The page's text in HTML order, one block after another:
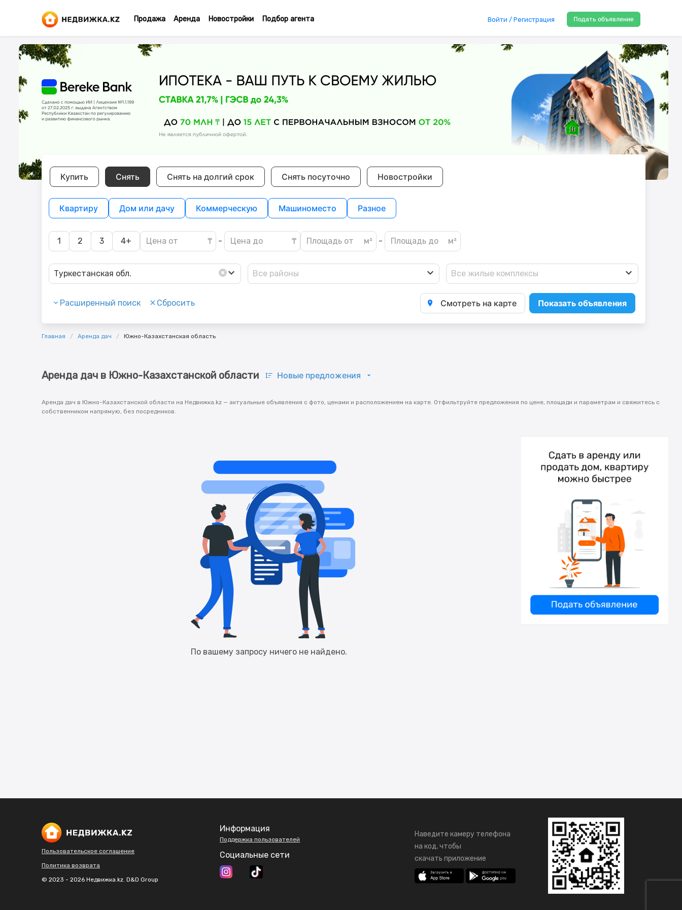
Продажа Аренда Новостройки Подбор агента Войти / Регистрация Подать объявление
Купить Снять Снять на долгий срок Снять посуточно Новостройки
Квартиру Дом или дачу Коммерческую Машиноместо Разное
1 2 3 4+ - -
Туркестанская обл. Все районы Все жилые комплексы
Расширенный поиск Сбросить Смотреть на карте Показать объявления
Главная Аренда дач Южно-Казахстанская область
Аренда дач в Южно-Казахстанской области Новые предложения
Аренда дач в Южно-Казахстанской области на Недвижка.kz — актуальные объявления с фото, ценами и расположением на карте. Отфильтруйте предложения по цене, площади и параметрам и свяжитесь с
собственником напрямую, без посредников.
По вашему запросу ничего не найдено.
Пользовательское соглашение
Политика возврата
© 2023 - 2026 Недвижка.kz. D&D Group
Информация
Поддержка пользователей
Социальные сети
Наведите камеру телефона
на код, чтобы
скачать приложение